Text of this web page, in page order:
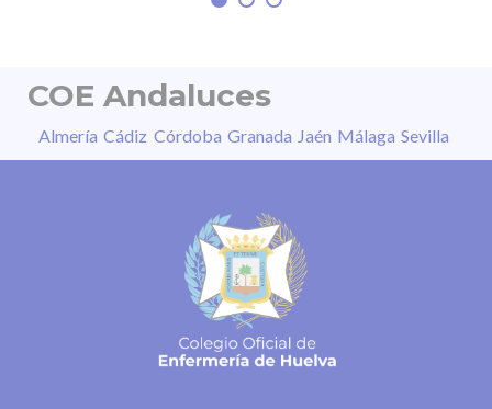
COE Andaluces
Almería Cádiz Córdoba Granada Jaén Málaga Sevilla